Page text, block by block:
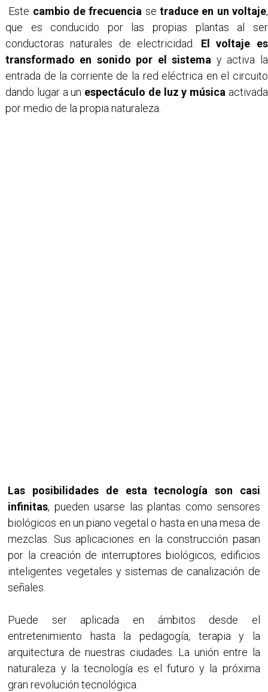
Este cambio de frecuencia setraduce en un voltaje,
que es conducido por las propias plantas al ser
conductoras naturales de electricidad. El voltaje es
transformado en sonido por el sistema y activa la
entrada de la corriente de la red eléctrica en el circuito
dando lugar a un espectáculo de luz y música activada
por medio de la propia naturaleza.
Las posibilidades de esta tecnología son casi
infinitas, pueden usarse las plantas como sensores
biológicos en un piano vegetal o hasta en una mesa de
mezclas. Sus aplicaciones en la construcción pasan
por la creación de interruptores biológicos, edificios
inteligentes vegetales y sistemas de canalización de
señales.
Puede ser aplicada en ámbitos desde el
entretenimiento hasta la pedagogía, terapia y la
arquitectura de nuestras ciudades. La unión entre la
naturaleza y la tecnología es el futuro y la próxima
gran revolución tecnológica.